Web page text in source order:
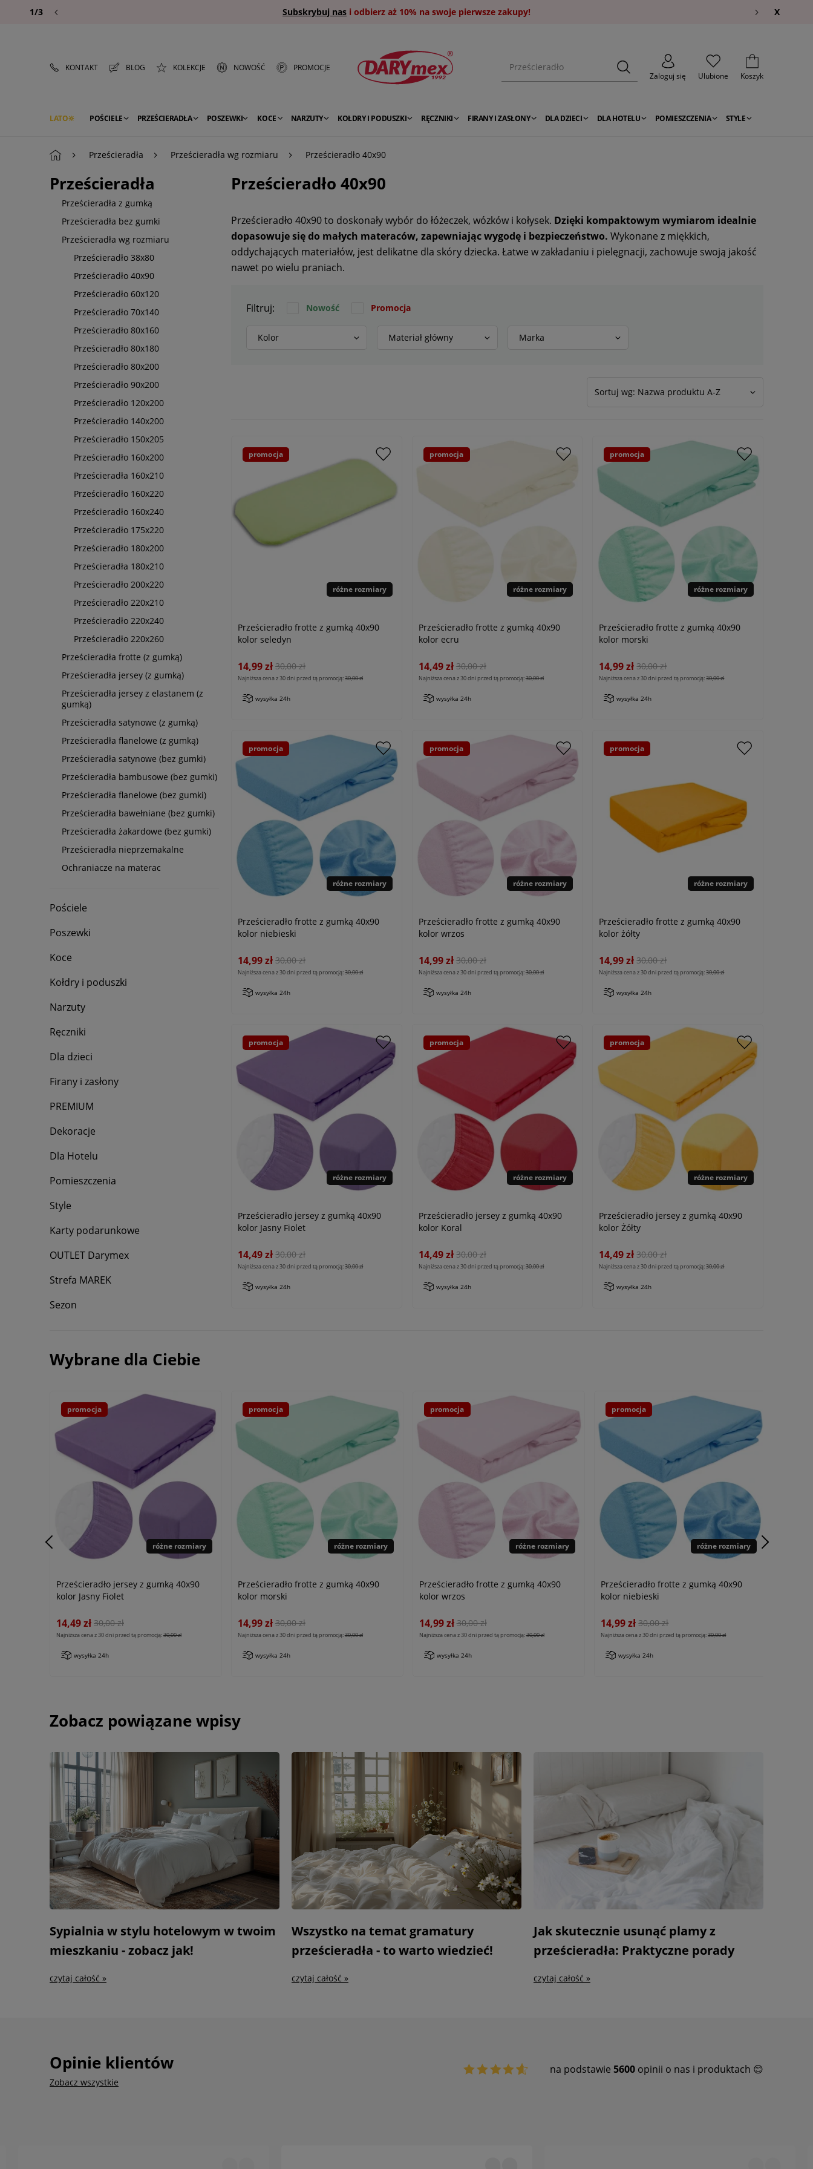
Subskrybuj nas i odbierz aż 10% na swoje pierwsze zakupy!
1/3 X
KONTAKT BLOG KOLEKCJE NOWOŚĆ
PROMOCJE
Zaloguj się
Ulubione Koszyk
LATO POŚCIELE PRZEŚCIERADŁA POSZEWKI KOCE NARZUTY KOŁDRY I PODUSZKI RĘCZNIKI FIRANY I ZASŁONY DLA DZIECI DLA HOTELU POMIESZCZENIA STYLE
Prześcieradła Prześcieradła wg rozmiaru Prześcieradło 40x90
Prześcieradła
Prześcieradła z gumką
Prześcieradła bez gumki
Prześcieradła wg rozmiaru
Prześcieradło 38x80
Prześcieradło 40x90
Prześcieradło 60x120
Prześcieradło 70x140
Prześcieradło 80x160
Prześcieradło 80x180
Prześcieradło 80x200
Prześcieradło 90x200
Prześcieradło 120x200
Prześcieradło 140x200
Prześcieradło 150x205
Prześcieradło 160x200
Prześcieradła 160x210
Prześcieradło 160x220
Prześcieradło 160x240
Prześcieradło 175x220
Prześcieradło 180x200
Prześcieradła 180x210
Prześcieradło 200x220
Prześcieradło 220x210
Prześcieradło 220x240
Prześcieradło 220x260
Prześcieradła frotte (z gumką)
Prześcieradła jersey (z gumką)
Prześcieradła jersey z elastanem (z
gumką)
Prześcieradła satynowe (z gumką)
Prześcieradła flanelowe (z gumką)
Prześcieradła satynowe (bez gumki)
Prześcieradła bambusowe (bez gumki)
Prześcieradła flanelowe (bez gumki)
Prześcieradła bawełniane (bez gumki)
Prześcieradła żakardowe (bez gumki)
Prześcieradła nieprzemakalne
Ochraniacze na materac
Pościele
Poszewki
Koce
Kołdry i poduszki
Narzuty
Ręczniki
Dla dzieci
Firany i zasłony
PREMIUM
Dekoracje
Dla Hotelu
Pomieszczenia
Style
Karty podarunkowe
OUTLET Darymex
Strefa MAREK
Sezon
Prześcieradło 40x90
Prześcieradło 40x90 to doskonały wybór do łóżeczek, wózków i kołysek. Dzięki kompaktowym wymiarom idealnie
dopasowuje się do małych materaców, zapewniając wygodę i bezpieczeństwo. Wykonane z miękkich,
oddychających materiałów, jest delikatne dla skóry dziecka. Łatwe w zakładaniu i pielęgnacji, zachowuje swoją jakość
nawet po wielu praniach.
Filtruj: Nowość Promocja
Marka
Materiał główny
Kolor
Sortuj wg: Nazwa produktu A-Z
różne rozmiary
Prześcieradło frotte z gumką 40x90
kolor seledyn
14,99 zł 30,00 zł
Najniższa cena z 30 dni przed tą promocją:30,00 zł
wysyłka 24h
promocja
różne rozmiary
Prześcieradło frotte z gumką 40x90
kolor ecru
14,49 zł 30,00 zł
Najniższa cena z 30 dni przed tą promocją:30,00 zł
wysyłka 24h
promocja
różne rozmiary
Prześcieradło frotte z gumką 40x90
kolor morski
14,99 zł 30,00 zł
Najniższa cena z 30 dni przed tą promocją:30,00 zł
wysyłka 24h
promocja
różne rozmiary
Prześcieradło frotte z gumką 40x90
kolor niebieski
14,99 zł 30,00 zł
Najniższa cena z 30 dni przed tą promocją:30,00 zł
wysyłka 24h
promocja
różne rozmiary
Prześcieradło frotte z gumką 40x90
kolor wrzos
14,99 zł 30,00 zł
Najniższa cena z 30 dni przed tą promocją:30,00 zł
wysyłka 24h
promocja
różne rozmiary
Prześcieradło frotte z gumką 40x90
kolor żółty
14,99 zł 30,00 zł
Najniższa cena z 30 dni przed tą promocją:30,00 zł
wysyłka 24h
promocja
różne rozmiary
Prześcieradło jersey z gumką 40x90
kolor Jasny Fiolet
14,49 zł 30,00 zł
Najniższa cena z 30 dni przed tą promocją:30,00 zł
wysyłka 24h
promocja
różne rozmiary
Prześcieradło jersey z gumką 40x90
kolor Koral
14,49 zł 30,00 zł
Najniższa cena z 30 dni przed tą promocją:30,00 zł
wysyłka 24h
promocja
różne rozmiary
Prześcieradło jersey z gumką 40x90
kolor Żółty
14,49 zł 30,00 zł
Najniższa cena z 30 dni przed tą promocją:30,00 zł
wysyłka 24h
promocja
Wybrane dla Ciebie
różne rozmiary
Prześcieradło jersey z gumką 40x90
kolor Jasny Fiolet
14,49 zł 30,00 zł
Najniższa cena z 30 dni przed tą promocją:30,00 zł
wysyłka 24h
promocja
różne rozmiary
Prześcieradło frotte z gumką 40x90
kolor morski
14,99 zł 30,00 zł
Najniższa cena z 30 dni przed tą promocją:30,00 zł
wysyłka 24h
promocja
różne rozmiary
Prześcieradło frotte z gumką 40x90
kolor wrzos
14,99 zł 30,00 zł
Najniższa cena z 30 dni przed tą promocją:30,00 zł
wysyłka 24h
promocja
różne rozmiary
Prześcieradło frotte z gumką 40x90
kolor niebieski
14,99 zł 30,00 zł
Najniższa cena z 30 dni przed tą promocją:30,00 zł
wysyłka 24h
promocja
Zobacz powiązane wpisy
Sypialnia w stylu hotelowym w twoim
mieszkaniu - zobacz jak!
czytaj całość »
Wszystko na temat gramatury
prześcieradła - to warto wiedzieć!
czytaj całość »
Jak skutecznie usunąć plamy z
prześcieradła: Praktyczne porady
czytaj całość »
Opinie klientów
Zobacz wszystkie
na podstawie 5600 opinii o nas i produktach 😊